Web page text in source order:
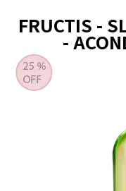
FRUCTIS -
-